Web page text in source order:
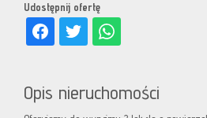
Udostępnij ofertę
Opis nieruchomości